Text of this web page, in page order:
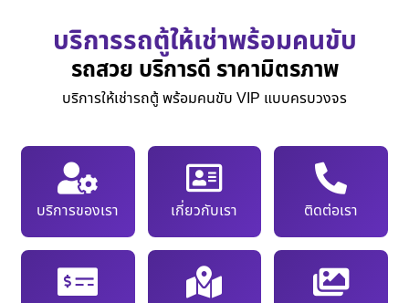
บริการรถตู้ให้เช่าพร้อมคนขับ
รถสวย บริการดี ราคามิตรภาพ
บริการให้เช่ารถตู้ พร้อมคนขับ VIP แบบครบวงจร
บริการของเรา เกี่ยวกับเรา ติดต่อเรา